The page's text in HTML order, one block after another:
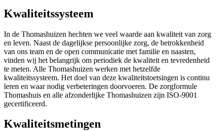
Kwaliteitssysteem
In de Thomashuizen hechten we veel waarde aan kwaliteit van zorg
en leven. Naast de dagelijkse persoonlijke zorg, de betrokkenheid
van ons team en de open communicatie met familie en naasten,
vinden wij het belangrijk om periodiek de kwaliteit en tevredenheid
te meten. Alle Thomashuizen werken met hetzelfde
kwaliteitssysteem. Het doel van deze kwaliteitstoetsingen is continu
leren en waar nodig verbeteringen doorvoeren. De zorgformule
Thomashuis en alle afzonderlijke Thomashuizen zijn ISO-9001
gecertificeerd.
Kwaliteitsmetingen